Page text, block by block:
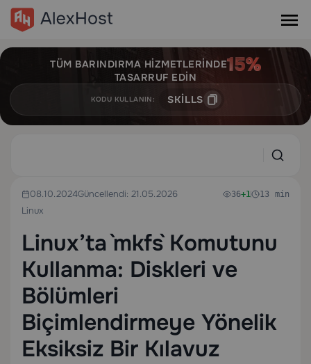
TÜM BARINDIRMA HIZMETLERINDE
TASARRUF EDIN
KODU KULLANIN: SKILLS
08.10.2024Güncellendi: 21.05.2026
Linux
36+1 13 min
Linux’ta `mkfs` Komutunu
Kullanma: Diskleri ve
Bölümleri
Biçimlendirmeye Yönelik
Eksiksiz Bir Kılavuz